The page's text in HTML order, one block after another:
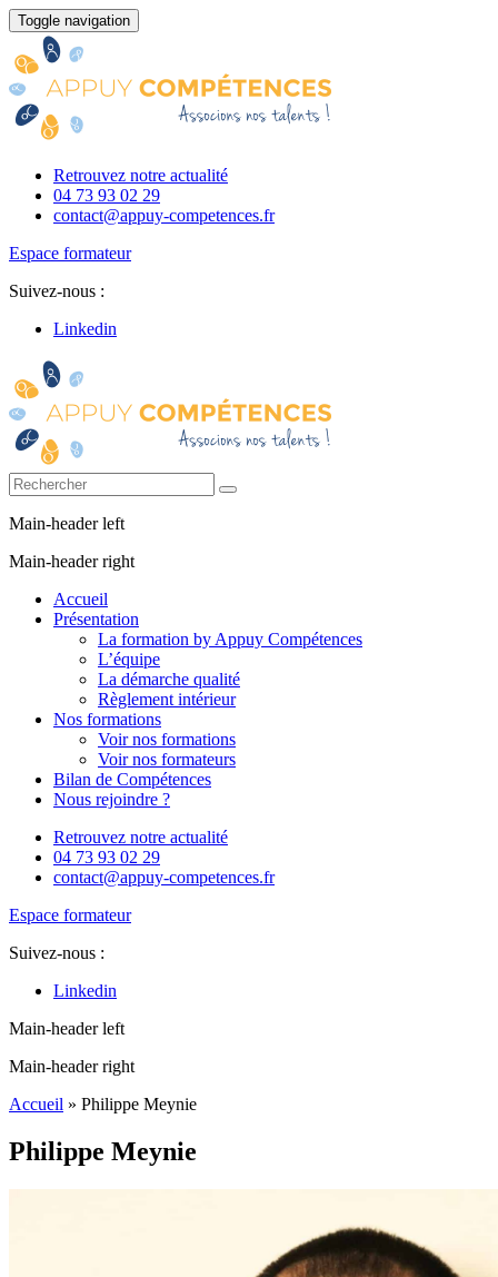
Toggle navigation
Retrouvez notre actualité
04 73 93 02 29
contact@appuy-competences.fr
Espace formateur
Suivez-nous :
Linkedin
Main-header left
Main-header right
Accueil
Présentation
La formation by Appuy Compétences
L’équipe
La démarche qualité
Règlement intérieur
Nos formations
Voir nos formations
Voir nos formateurs
Bilan de Compétences
Nous rejoindre ?
Retrouvez notre actualité
04 73 93 02 29
contact@appuy-competences.fr
Espace formateur
Suivez-nous :
Linkedin
Main-header left
Main-header right
Accueil » Philippe Meynie
Philippe Meynie